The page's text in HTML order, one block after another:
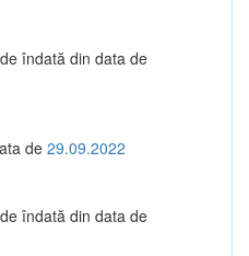
îndată din data de
de 29.09.2022
îndată din data de